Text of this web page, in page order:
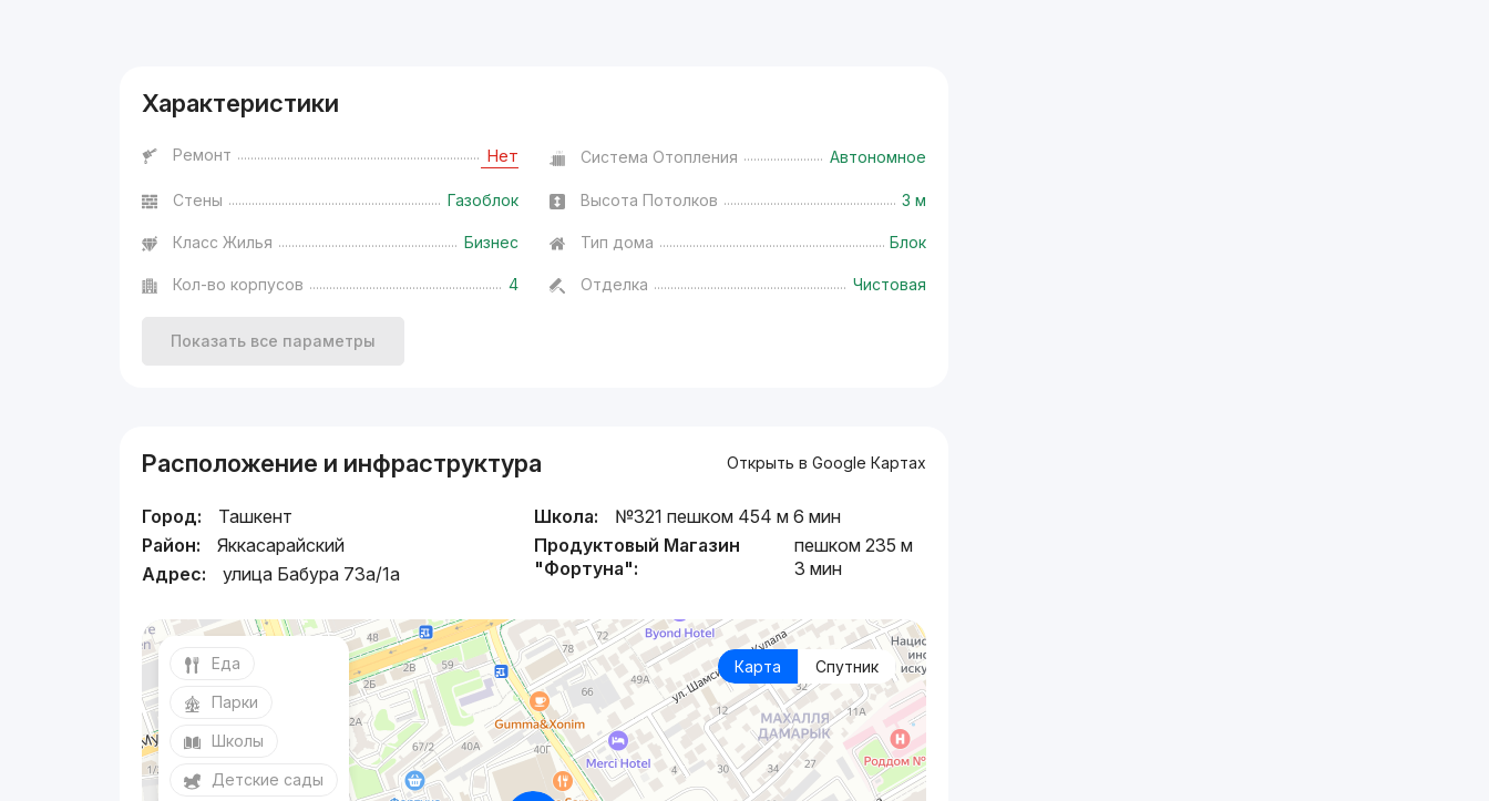
Характеристики
Ремонт Нет Система Отопления Автономное
Стены Газоблок Высота Потолков 3 м
Класс Жилья Бизнес Тип дома Блок
Кол-во корпусов 4 Отделка Чистовая
Показать все параметры
Расположение и инфраструктура Открыть в Google Картах
Город:
Ташкент
Район:
Яккасарайский
Адрес:
улица Бабура 73a/1a
Школа:
№321 пешком 454 м 6 мин
Продуктовый Магазин
"Фортуна":
пешком 235 м
3 мин
Карта Спутник
Еда
Парки
Школы
Детские сады